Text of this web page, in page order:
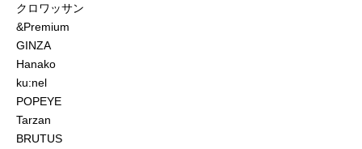
クロワッサン
&Premium
GINZA
Hanako
ku:nel
POPEYE
Tarzan
BRUTUS